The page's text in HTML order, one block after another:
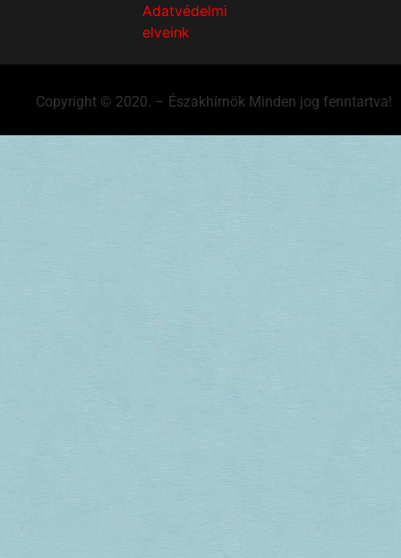
Adatvédelmi
elveink
Copyright © 2020. – Északhírnök Minden jog fenntartva!